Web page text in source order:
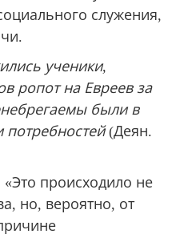
служения,
ученики,
ропот на Евреев за
были в
потребностей(Деян.
происходило не
но, вероятно, от